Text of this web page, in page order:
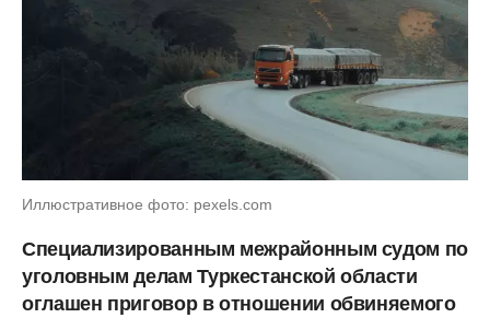
Иллюстративное фото: pexels.com
Специализированным межрайонным судом по
уголовным делам Туркестанской области
оглашен приговор в отношении обвиняемого